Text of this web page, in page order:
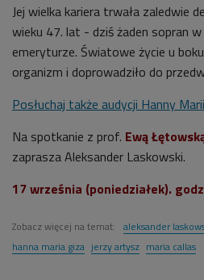
Jej wielka kariera trwała zaledwie
wieku 47. lat - dziś żaden sopran
emeryturze. Światowe życie u
organizm i doprowadziło do
Posłuchaj także audycji Hanny
Na spotkanie z prof. Ewą
zaprasza Aleksander Laskowski.
17 września (poniedziałek).
Zobacz więcej na temat: aleksander
hanna maria giza jerzy artysz maria callas